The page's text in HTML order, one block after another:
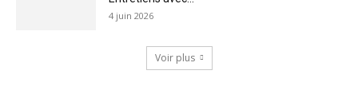
4 juin 2026
Voir plus